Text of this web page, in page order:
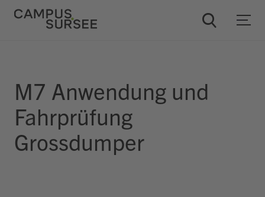
M7 Anwendung und
Fahrprüfung
Grossdumper
ChatBob